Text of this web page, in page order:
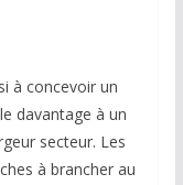
à concevoir un
davantage à un
secteur. Les
à brancher au